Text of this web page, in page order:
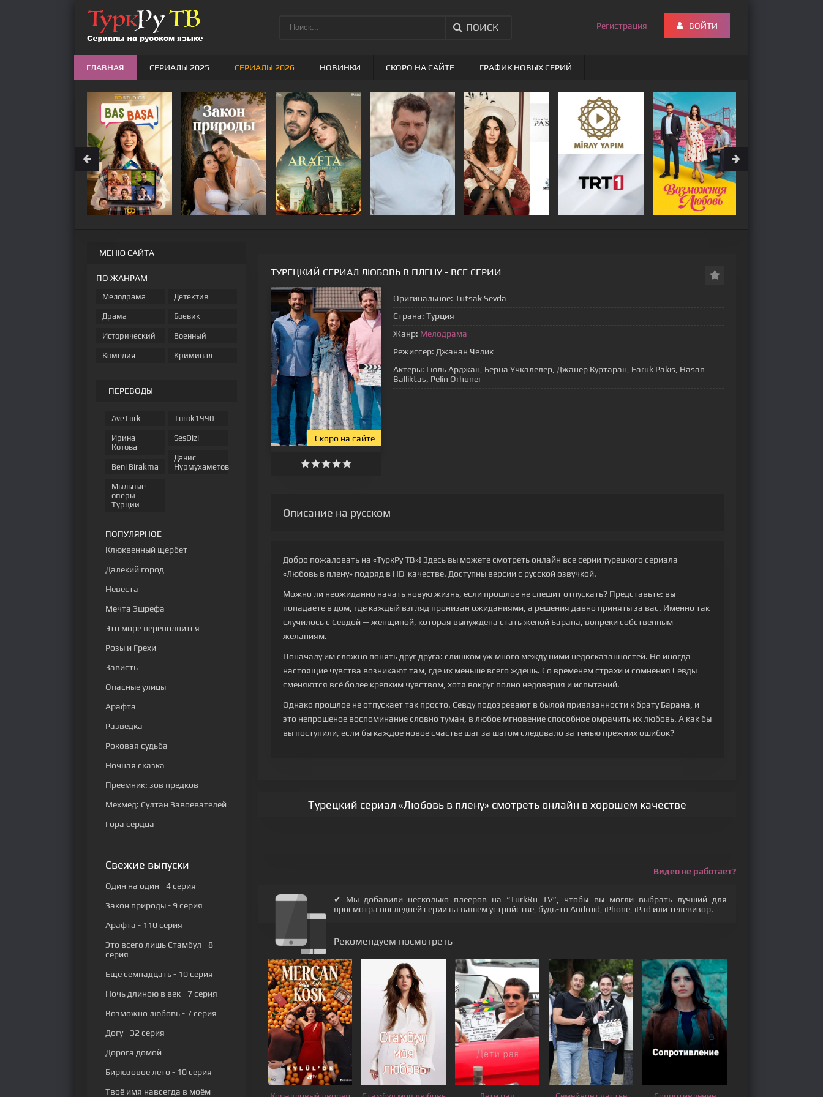
ТУРЕЦКИЙ СЕРИАЛ ЛЮБОВЬ В ПЛЕНУ - ВСЕ СЕРИИ
Cкоро на сайте
Оригинальное: Tutsak Sevda
Страна: Турция
Жанр: Мелодрама
Режиссер: Джанан Челик
Актеры: Гюль Арджан, Берна Учкалелер, Джанер Куртаран, Faruk Pakis, Hasan
Balliktas, Pelin Orhuner
Описание на русском
Добро пожаловать на «ТуркРу ТВ»! Здесь вы можете смотреть онлайн все серии турецкого сериала
«Любовь в плену» подряд в HD-качестве. Доступны версии с русской озвучкой.
Можно ли неожиданно начать новую жизнь, если прошлое не спешит отпускать? Представьте: вы
попадаете в дом, где каждый взгляд пронизан ожиданиями, а решения давно приняты за вас. Именно так
случилось с Севдой — женщиной, которая вынуждена стать женой Барана, вопреки собственным
желаниям.
Поначалу им сложно понять друг друга: слишком уж много между ними недосказанностей. Но иногда
настоящие чувства возникают там, где их меньше всего ждёшь. Со временем страхи и сомнения Севды
сменяются всё более крепким чувством, хотя вокруг полно недоверия и испытаний.
Однако прошлое не отпускает так просто. Севду подозревают в былой привязанности к брату Барана, и
это непрошеное воспоминание словно туман, в любое мгновение способное омрачить их любовь. А как бы
вы поступили, если бы каждое новое счастье шаг за шагом следовало за тенью прежних ошибок?
Турецкий сериал «Любовь в плену» смотреть онлайн в хорошем качестве
Видео не работает?
✔ Мы добавили несколько плееров на “TurkRu TV”, чтобы вы могли выбрать лучший для
просмотра последней серии на вашем устройстве, будь-то Android, iPhone, iPad или телевизор.
Рекомендуем посмотреть
МЕНЮ САЙТА
ПО ЖАНРАМ
Мелодрама
Драма
Исторический
Комедия
Детектив
Боевик
Военный
Криминал
ПЕРЕВОДЫ
AveTurk
Ирина
Котова
Beni Birakma
Мыльные
оперы
Турции
Turok1990
SesDizi
Данис
Нурмухаметов
ПОПУЛЯРНОЕ
Клюквенный щербет
Далекий город
Невеста
Мечта Эшрефа
Это море переполнится
Розы и Грехи
Зависть
Опасные улицы
Арафта
Разведка
Роковая судьба
Ночная сказка
Преемник: зов предков
Мехмед: Султан Завоевателей
Гора сердца
Свежие выпуски
Один на один - 4 серия
Закон природы- 9 серия
Арафта - 110 серия
Это всего лишь Стамбул - 8
серия
Ещё семнадцать- 10 серия
Ночь длиною в век- 7 серия
Возможно любовь- 7 серия
Догу- 32 серия
Дорога домой
Бирюзовое лето - 10 серия
Твоё имя навсегда в моём
ПОИСК Регистрация ВОЙТИ
ГЛАВНАЯ СЕРИАЛЫ 2025 СЕРИАЛЫ 2026 НОВИНКИ СКОРО НА САЙТЕ ГРАФИК НОВЫХ СЕРИЙ